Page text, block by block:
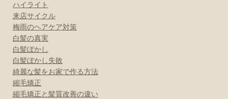
ハイライト
来店サイクル
梅雨のヘアケア対策
白髪の真実
白髪ぼかし
白髪ぼかし失敗
綺麗な髪をお家で作る方法
縮毛矯正
縮毛矯正と髪質改善の違い